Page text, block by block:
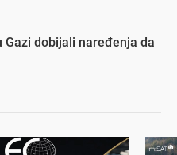
Gazi dobijali naređenja da